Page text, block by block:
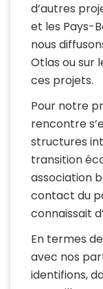
d’autres
et les Pays-
nous
Otlas ou sur
ces projets.
Pour notre
rencontre
structures
transition
association
contact du
connaissait
En termes
avec nos
identifions,